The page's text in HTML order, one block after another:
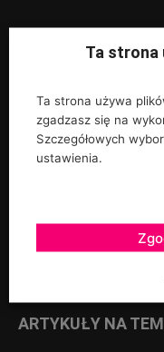
Rośliny ozdobne
Szkółkarstwo
Szklarnie tunele osłony
ARTYKUŁY NA
Ta strona
Ta strona używa
zgadzasz się na
Szczegółowych
ustawienia.